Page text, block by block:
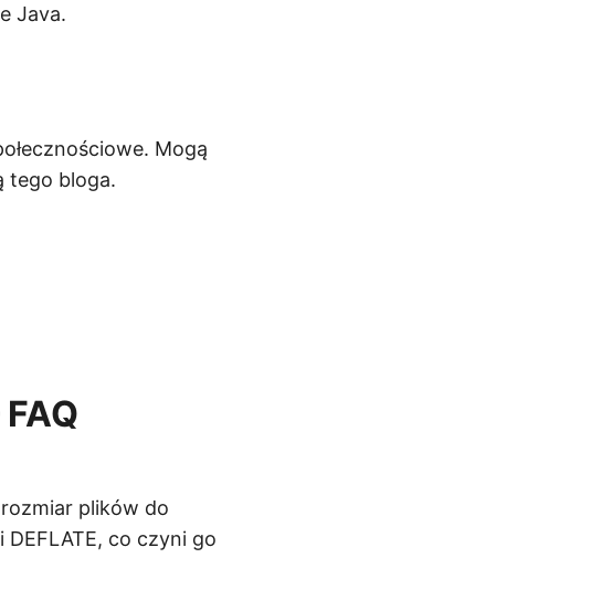
Java.
Mogą
tego bloga.
plików do
co czyni go